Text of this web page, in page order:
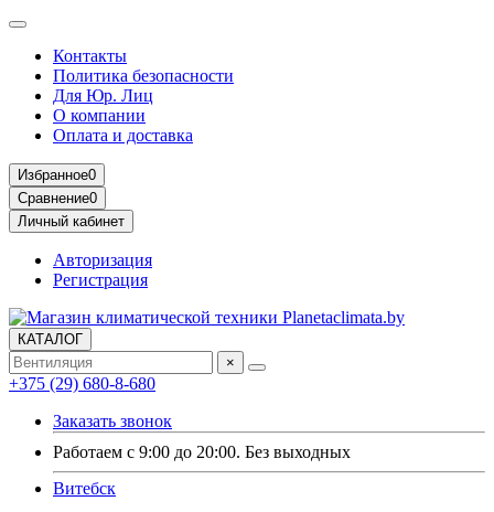
Контакты
Политика безопасности
Для Юр. Лиц
О компании
Оплата и доставка
Избранное0
Сравнение0
Личный кабинет
Авторизация
Регистрация
КАТАЛОГ
×
+375 (29) 680-8-680
Заказать звонок
Работаем с 9:00 до 20:00. Без выходных
Витебск